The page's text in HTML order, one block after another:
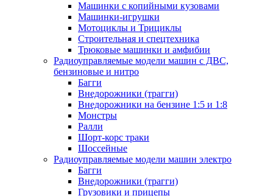
Машинки с копийными кузовами
Машинки-игрушки
Мотоциклы и Трициклы
Строительная и спецтехника
Трюковые машинки и амфибии
Радиоуправляемые модели машин с ДВС,
бензиновые и нитро
Багги
Внедорожники (трагги)
Внедорожники на бензине 1:5 и 1:8
Монстры
Ралли
Шорт-корс траки
Шоссейные
Радиоуправляемые модели машин электро
Багги
Внедорожники (трагги)
Грузовики и прицепы